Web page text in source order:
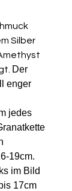
Silber
Der
enger
jedes
19cm.
im Bild
17cm